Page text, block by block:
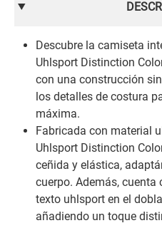
Descubre la camiseta
Uhlsport Distinction
con una construcción
los detalles de costura
máxima.
Fabricada con material
Uhlsport Distinction
ceñida y elástica,
cuerpo. Además,
texto uhlsport en el
añadiendo un toque